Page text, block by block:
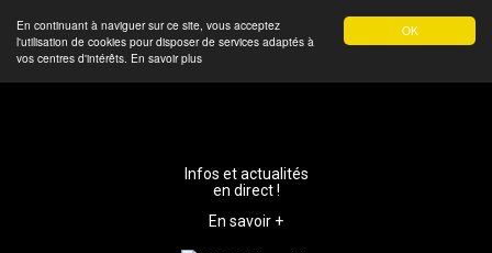
OK
En continuant à naviguer sur ce site, vous acceptez
l'utilisation de cookies pour disposer de services adaptés à
vos centres d'intérêts. En savoir plus
Infos et actualités
en direct !
En savoir +